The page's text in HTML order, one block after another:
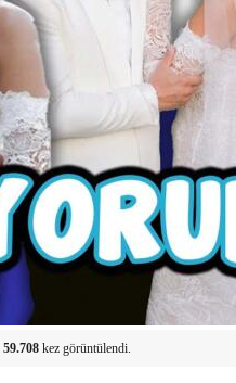
59.708 kez görüntülendi.